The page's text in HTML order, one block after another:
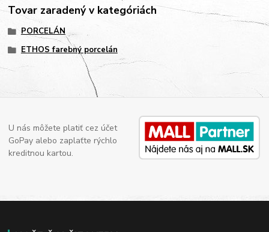
Tovar zaradený v kategóriách
PORCELÁN
ETHOS farebný porcelán
U nás môžete platiť cez účet
GoPay alebo zaplaťte rýchlo
kreditnou kartou.